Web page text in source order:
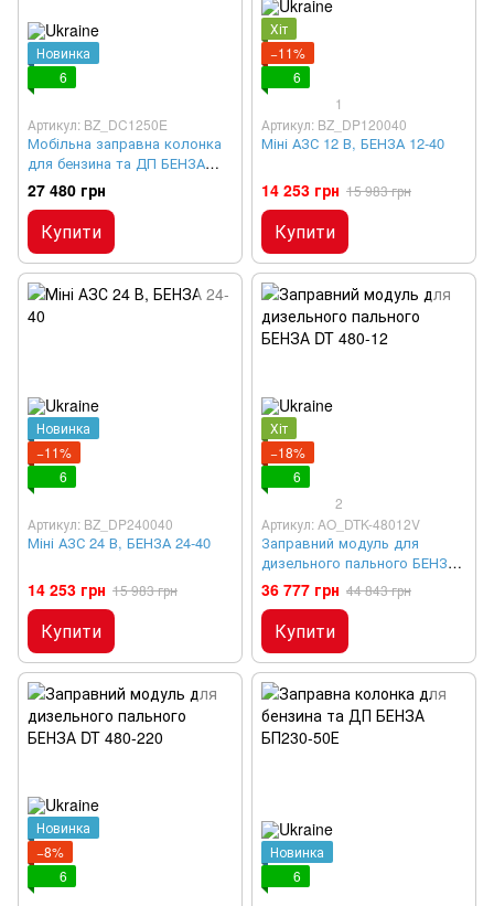
Новинка
6
Артикул: BZ_DC1250E
Мобільна заправна колонка
для бензина та ДП БЕНЗА
БП12-50Е
27 480 грн
Купити
Хіт
−11%
6
1
Артикул: BZ_DP120040
Міні АЗС 12 В, БЕНЗА 12-40
14 253 грн 15 983 грн
Купити
Новинка
−11%
6
Артикул: BZ_DP240040
Міні АЗС 24 В, БЕНЗА 24-40
14 253 грн 15 983 грн
Купити
Хіт
−18%
6
2
Артикул: AO_DTK-48012V
Заправний модуль для
дизельного пального БЕНЗА
DT 480-12
36 777 грн 44 843 грн
Купити
Новинка
−8%
6
Новинка
6